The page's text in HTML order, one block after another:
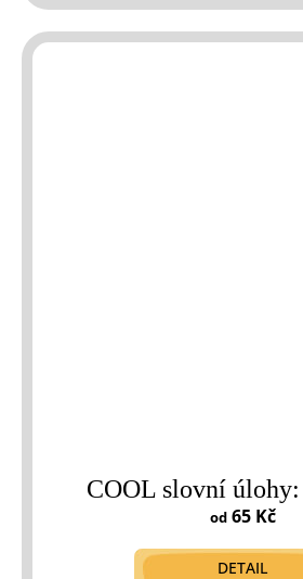
COOL slovní úlohy:
od65 Kč
DETAIL